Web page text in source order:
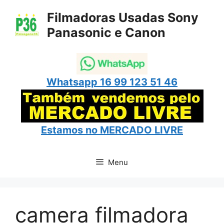
para
Filmadoras Usadas Sony
Panasonic e Canon
Whatsapp 16 99 123 51 46
Estamos no MERCADO LIVRE
Menu
camera filmadora